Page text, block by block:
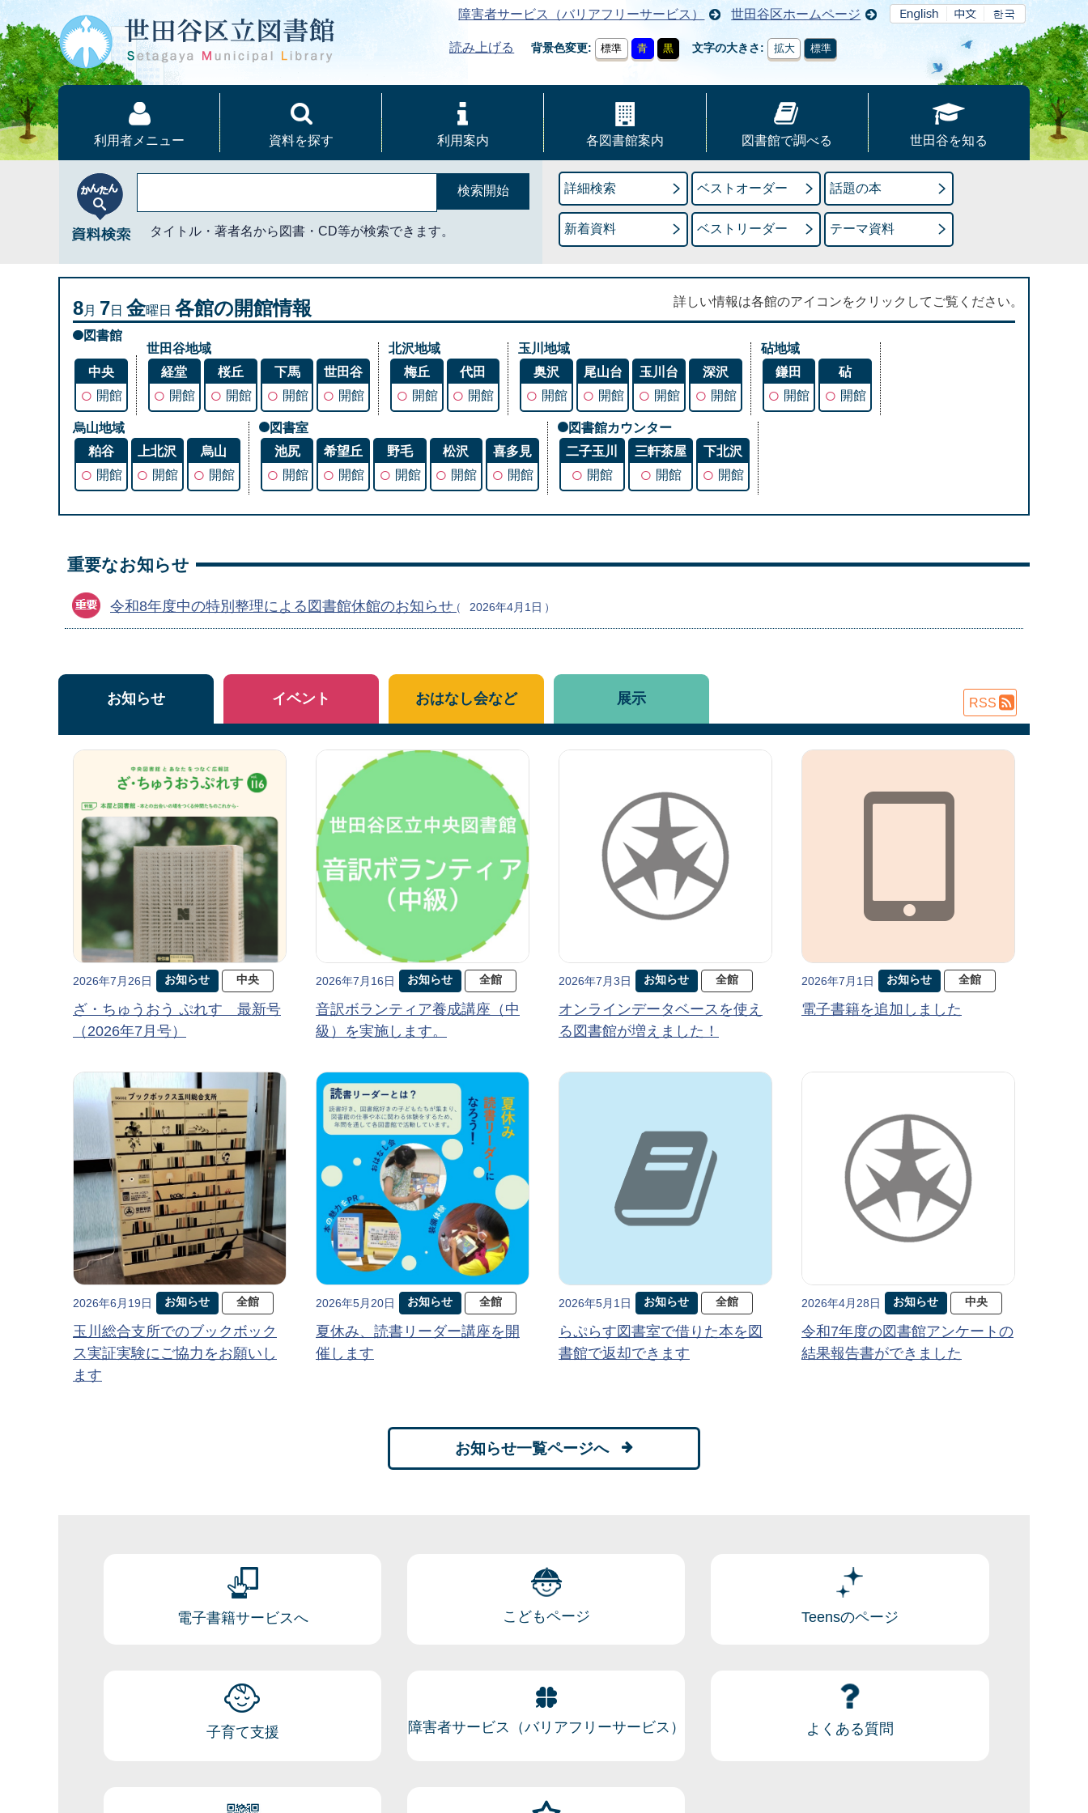
障害者サービス（バリアフリーサービス） 世田谷区ホームページ
読み上げる 背景色変更 標準 青 黒 文字の大きさ 拡大 標準
利用者メニュー 資料を探す 利用案内 各図書館案内 図書館で調べる 世田谷を知る
タイトル・著者名から図書・CD等が検索できます。
詳細検索 ベストオーダー 話題の本
新着資料 ベストリーダー テーマ資料
8月 7日 金曜日 各館の開館情報 詳しい情報は各館のアイコンをクリックしてご覧ください。
図書館
中央
○ 開館
世田谷地域
経堂
○ 開館
桜丘
○ 開館
下馬
○ 開館
世田谷
○ 開館
北沢地域
梅丘
○ 開館
代田
○ 開館
玉川地域
奥沢
○ 開館
尾山台
○ 開館
玉川台
○ 開館
深沢
○ 開館
砧地域
鎌田
○ 開館
砧
○ 開館
烏山地域
粕谷
○ 開館
上北沢
○ 開館
烏山
○ 開館
図書室
池尻
○ 開館
希望丘
○ 開館
野毛
○ 開館
松沢
○ 開館
喜多見
○ 開館
図書館カウンター
二子玉川
○ 開館
三軒茶屋
○ 開館
下北沢
○ 開館
重要なお知らせ
令和8年度中の特別整理による図書館休館のお知らせ 2026年4月1日
お知らせ
2026年7月26日 お知らせ 中央
ざ・ちゅうおう ぷれす 最新号
（2026年7月号）
2026年7月16日 お知らせ 全館
音訳ボランティア養成講座（中
級）を実施します。
2026年7月3日 お知らせ 全館
オンラインデータベースを使え
る図書館が増えました！
2026年7月1日 お知らせ 全館
電子書籍を追加しました
2026年6月19日 お知らせ 全館
玉川総合支所でのブックボック
ス実証実験にご協力をお願いし
ます
2026年5月20日 お知らせ 全館
夏休み、読書リーダー講座を開
催します
2026年5月1日 お知らせ 全館
らぷらす図書室で借りた本を図
書館で返却できます
2026年4月28日 お知らせ 中央
令和7年度の図書館アンケートの
結果報告書ができました
お知らせ一覧ページへ
イベント おはなし会など 展示 RSS
電子書籍サービスへ こどもページ Teensのページ
子育て支援 障害者サービス（バリアフリーサービス） よくある質問